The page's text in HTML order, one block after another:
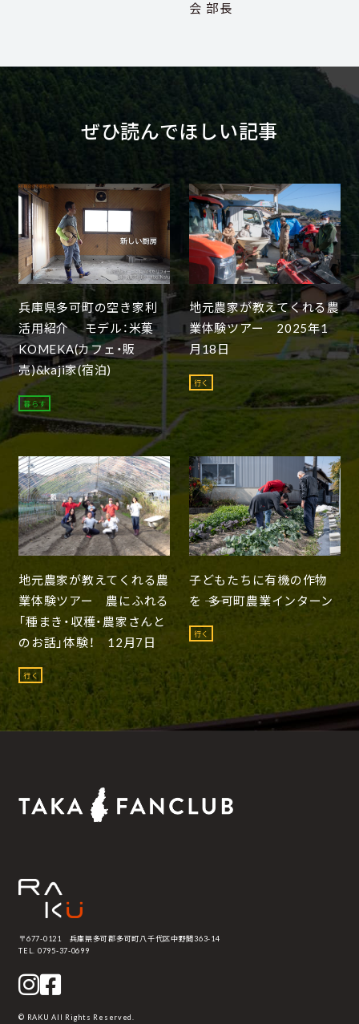
会 部長
ぜひ読んでほしい記事
兵庫県多可町の空き家利
活用紹介 モデル：米菓
KOMEKA(カフェ・販
売)&kaji家(宿泊)
暮らす
地元農家が教えてくれる農
業体験ツアー 2025年1
月18日
行く
地元農家が教えてくれる農
業体験ツアー 農にふれる
「種まき・収穫・農家さんと
のお話」体験！ 12月7日
行く
子どもたちに有機の作物
を ―― 多可町農業インターン
行く
〒677-0121 兵庫県多可郡多可町八千代区中野間363-14
TEL. 0795-37-0699
© RAKU All Rights Reserved.